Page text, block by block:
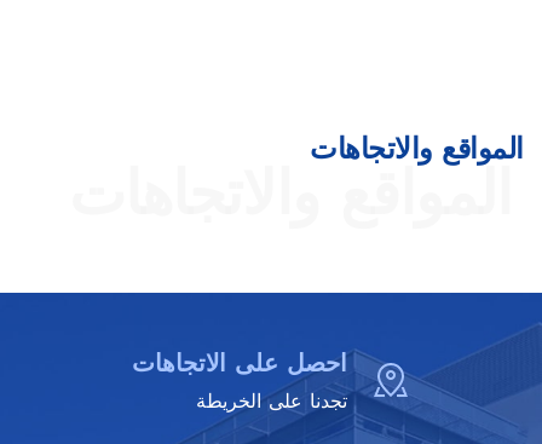
المواقع والاتجاهات
المواقع والاتجاهات
احصل على الاتجاهات
تجدنا على الخريطة